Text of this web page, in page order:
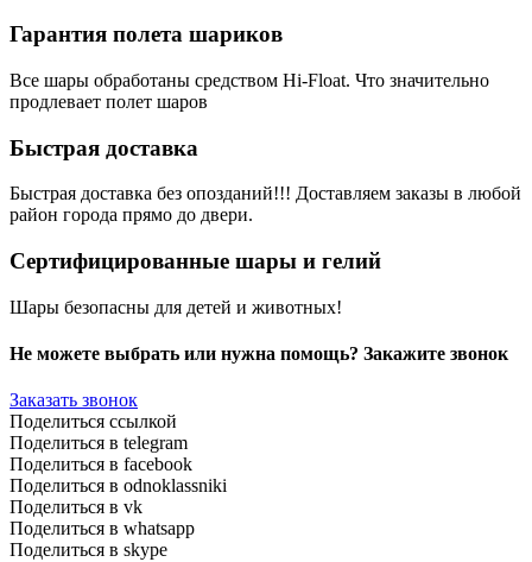
Гарантия полета шариков
Все шары обработаны средством Hi-Float. Что значительно
продлевает полет шаров
Быстрая доставка
Быстрая доставка без опозданий!!! Доставляем заказы в любой
район города прямо до двери.
Сертифицированные шары и гелий
Шары безопасны для детей и животных!
Не можете выбрать или нужна помощь? Закажите звонок
Заказать звонок
Поделиться ссылкой
Поделиться в telegram
Поделиться в facebook
Поделиться в odnoklassniki
Поделиться в vk
Поделиться в whatsapp
Поделиться в skype